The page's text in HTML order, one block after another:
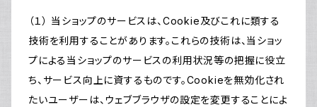
（１） 当ショップのサービスは、Cookie及びこれに類する
技術を利用することがあります。これらの技術は、当ショッ
プによる当ショップのサービスの利用状況等の把握に役立
ち、サービス向上に資するものです。Cookieを無効化され
たいユーザーは、ウェブブラウザの設定を変更することによ